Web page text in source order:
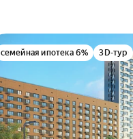
семейная ипотека 6% 3D-тур